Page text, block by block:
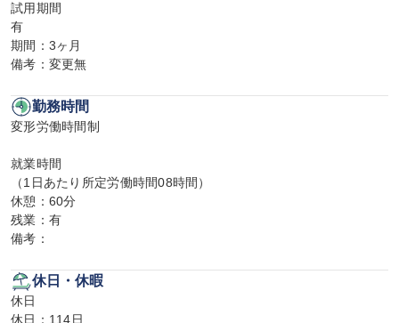
試用期間
有
期間：3ヶ月
備考：変更無
勤務時間
変形労働時間制
就業時間
（1日あたり所定労働時間08時間）
休憩：60分
残業：有
備考：
休日・休暇
休日
休日：114日